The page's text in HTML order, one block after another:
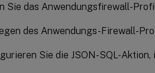
Sie das Anwendungsfirewall-
des Anwendungs-Firewall-
Sie die JSON-SQL-